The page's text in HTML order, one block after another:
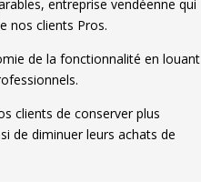
entreprise vendéenne qui
nos clients Pros.
de la fonctionnalité en louant
clients de conserver plus
de diminuer leurs achats de